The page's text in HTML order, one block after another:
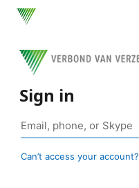
Sign in
Can’t access your account?